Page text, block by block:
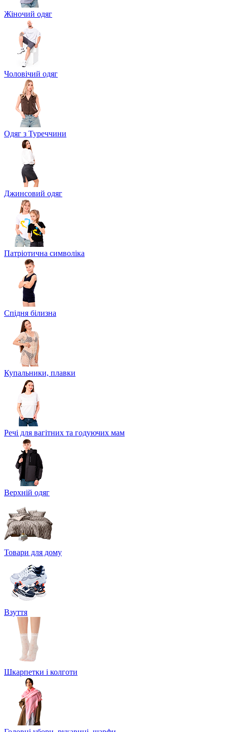
Жіночий одяг
Чоловічий одяг
Одяг з Туреччини
Джинсовий одяг
Патріотична символіка
Спідня білизна
Купальники, плавки
Речі для вагітних та годуючих мам
Верхній одяг
Товари для дому
Взуття
Шкарпетки і колготи